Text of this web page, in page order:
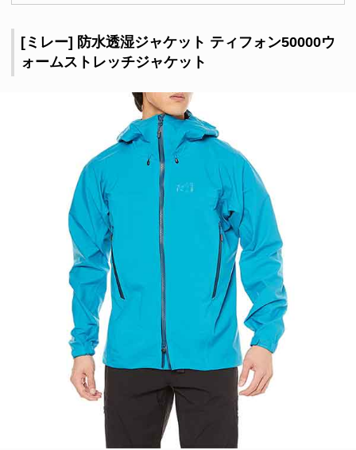
[ミレー] 防水透湿ジャケット ティフォン50000ウ
ォームストレッチジャケット